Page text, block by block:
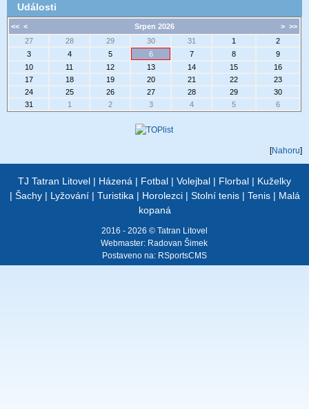
Události
<< < > >>
Srpen 2026
27
28 29 30 31 1
2
3
4 5 6 7 8
9
10
11 12 13 14 15
16
17
18 19 20 21 22
23
24
25 26 27 28 29
30
31
1 2 3 4 5 6
[Nahoru]
TJ Tatran Litovel | Házená | Fotbal | Volejbal | Florbal | Kuželky
| Šachy| Lyžování| Turistika | Horolezci| Stolní tenis| Tenis| Malá
kopaná
2016 - 2026 © Tatran Litovel
Webmaster: Radovan Šimek
Postaveno na: RSportsCMS